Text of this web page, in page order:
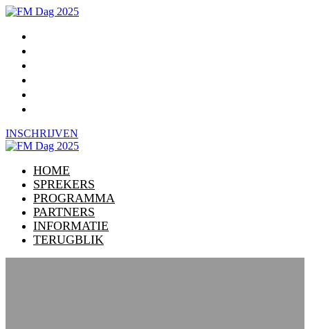
INSCHRIJVEN
HOME
SPREKERS
PROGRAMMA
PARTNERS
INFORMATIE
TERUGBLIK